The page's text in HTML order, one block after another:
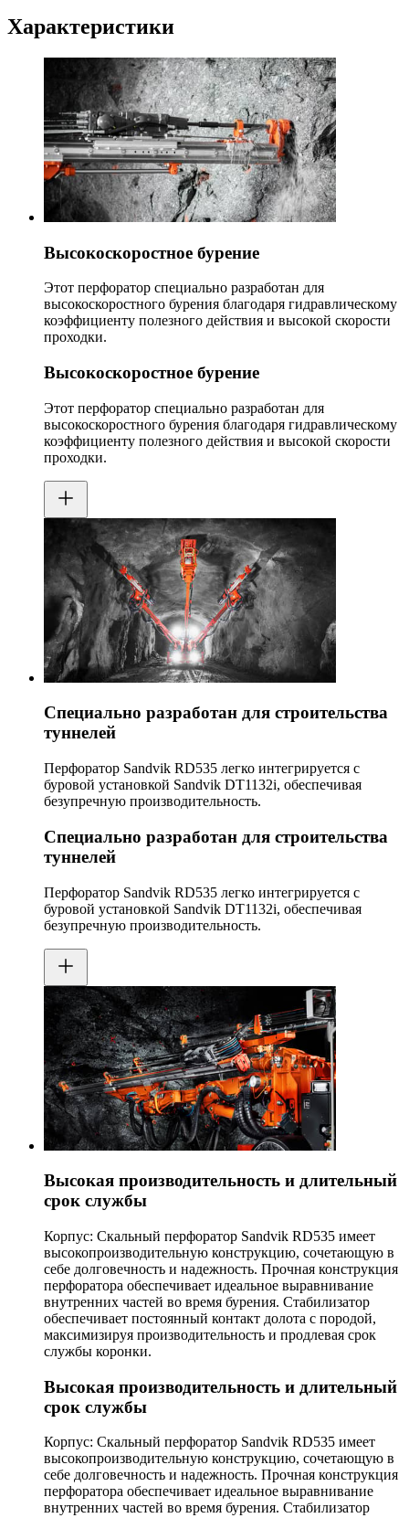
Характеристики
Высокоскоростное бурение
Этот перфоратор специально разработан для
высокоскоростного бурения благодаря гидравлическому
коэффициенту полезного действия и высокой скорости
проходки.
Высокоскоростное бурение
Этот перфоратор специально разработан для
высокоскоростного бурения благодаря гидравлическому
коэффициенту полезного действия и высокой скорости
проходки.
Специально разработан для строительства
туннелей
Перфоратор Sandvik RD535 легко интегрируется с
буровой установкой Sandvik DT1132i, обеспечивая
безупречную производительность.
Специально разработан для строительства
туннелей
Перфоратор Sandvik RD535 легко интегрируется с
буровой установкой Sandvik DT1132i, обеспечивая
безупречную производительность.
Высокая производительность и длительный
срок службы
Корпус: Скальный перфоратор Sandvik RD535 имеет
высокопроизводительную конструкцию, сочетающую в
себе долговечность и надежность. Прочная конструкция
перфоратора обеспечивает идеальное выравнивание
внутренних частей во время бурения. Стабилизатор
обеспечивает постоянный контакт долота с породой,
максимизируя производительность и продлевая срок
службы коронки.
Высокая производительность и длительный
срок службы
Корпус: Скальный перфоратор Sandvik RD535 имеет
высокопроизводительную конструкцию, сочетающую в
себе долговечность и надежность. Прочная конструкция
перфоратора обеспечивает идеальное выравнивание
внутренних частей во время бурения. Стабилизатор